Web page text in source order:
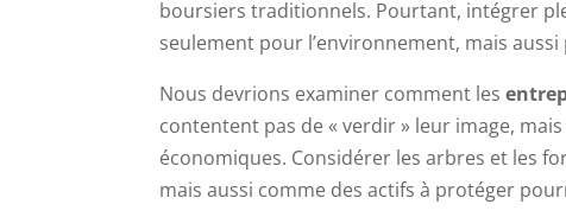
boursiers traditionnels. Pourtant, intégrer
seulement pour l’environnement, mais
Nous devrions examiner comment les
contentent pas de « verdir » leur image,
économiques. Considérer les arbres et les
mais aussi comme des actifs à protéger